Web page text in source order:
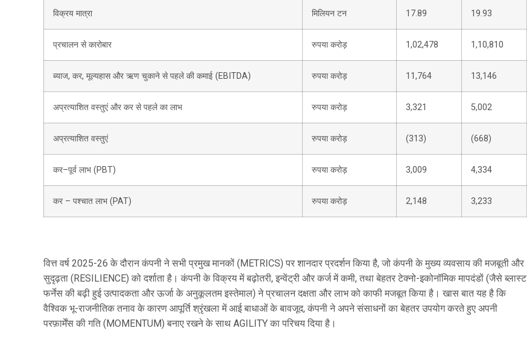
विक्रय मात्रा मिलियन टन 17.89 19.93
प्रचालन से कारोबार रुपया करोड़ 1,02,478 1,10,810
ब्याज, कर, मूल्यहास और ऋण चुकाने से पहले की कमाई (EBITDA) रुपया करोड़ 11,764 13,146
अप्रत्याशित वस्तुएं और कर से पहले का लाभ रुपया करोड़ 3,321 5,002
अप्रत्याशित वस्तुएं रुपया करोड़ (313) (668)
कर–पूर्व लाभ (PBT) रुपया करोड़ 3,009 4,334
कर – पश्चात लाभ (PAT) रुपया करोड़ 2,148 3,233
वित्त वर्ष 2025-26 के दौरान कंपनी ने सभी प्रमुख मानकों (METRICS) पर शानदार प्रदर्शन किया है, जो कंपनी के मुख्य व्यवसाय की मजबूती और
सुदृढ़ता (RESILIENCE) को दर्शाता है। कंपनी के विक्रय में बढ़ोतरी, इन्वेंट्री और कर्ज में कमी, तथा बेहतर टेक्नो-इकोनॉमिक मापदंडों (जैसे ब्लास्ट
फर्नेस की बढ़ी हुई उत्पादकता और ऊर्जा के अनुकूलतम इस्तेमाल) ने प्रचालन दक्षता और लाभ को काफी मजबूत किया है। खास बात यह है कि
वैश्विक भू-राजनीतिक तनाव के कारण आपूर्ति श्रृंखला में आई बाधाओं के बावजूद, कंपनी ने अपने संसाधनों का बेहतर उपयोग करते हुए अपनी
परफ़ार्मेंस की गति (MOMENTUM) बनाए रखने के साथ AGILITY का परिचय दिया है।